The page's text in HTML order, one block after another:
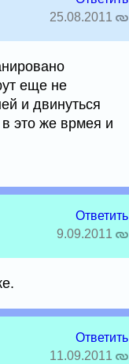
25.08.2011
еще не
и двинуться
это же врмея и
Ответить
9.09.2011
Ответить
11.09.2011